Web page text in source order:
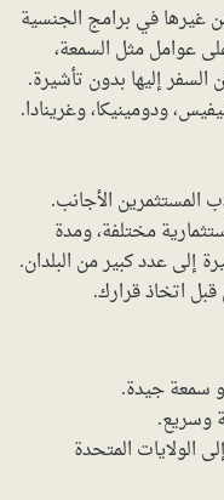
غيرها في برامج الجنسية
عوامل مثل السمعة،
إليها بدون تأشيرة.
ودومينيكا، وغرينادا.
المستثمرين الأجانب.
مختلفة، ومدة
إلى عدد كبير من البلدان.
اتخاذ قرارك.
سمعة جيدة.
وسريع.
الولايات المتحدة